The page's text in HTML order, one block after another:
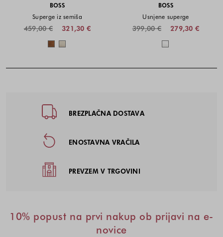
BOSS
Superge iz semiša
321,30 €
459,00 €
Barve na voljo
BOSS
Usnjene superge
279,30 €
399,00 €
Barve na voljo
Noga strani - hitre povezave,
BREZPLAČNA DOSTAVA
ENOSTAVNA VRAČILA
PREVZEM V TRGOVINI
10% popust na prvi nakup ob prijavi na e-
novice